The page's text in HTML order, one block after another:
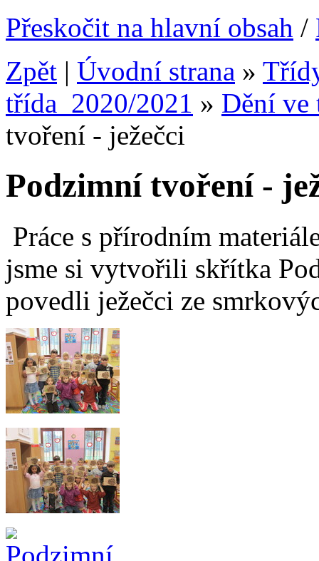
Přeskočit na hlavní obsah /
Zpět | Úvodní strana »
třída_2020/2021 » Dění ve
tvoření - ježečci
Podzimní tvoření -
Práce s přírodním
jsme si vytvořili skřítka
povedli ježečci ze